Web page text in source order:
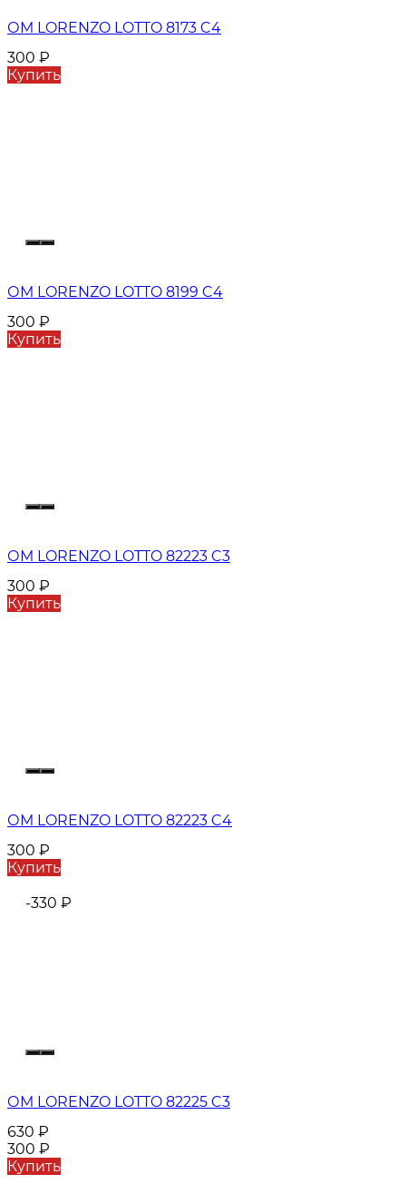
ОМ LORENZO LOTTO 8173 C4
300 ₽
Купить
ОМ LORENZO LOTTO 8199 C4
300 ₽
Купить
ОМ LORENZO LOTTO 82223 C3
300 ₽
Купить
ОМ LORENZO LOTTO 82223 C4
300 ₽
Купить
-330 ₽
ОМ LORENZO LOTTO 82225 C3
630 ₽
300 ₽
Купить